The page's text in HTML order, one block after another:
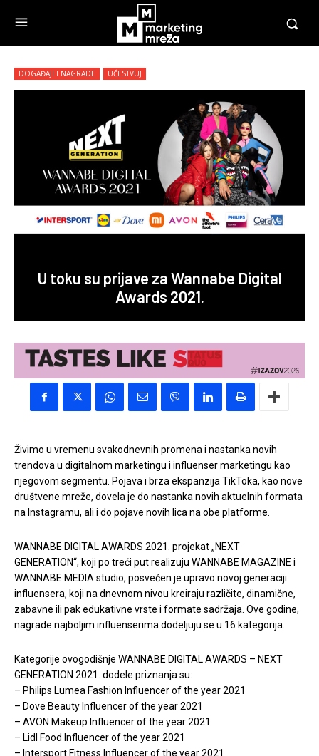
DOGAĐAJI I NAGRADE UČESTVUJ
U toku su prijave za Wannabe Digital
Awards 2021.
Živimo u vremenu svakodnevnih promena i nastanka novih
trendova u digitalnom marketingu i influenser marketingu kao
njegovom segmentu. Pojava i brza ekspanzija TikToka, kao nove
društvene mreže, dovela je do nastanka novih aktuelnih formata
na Instagramu, ali i do pojave novih lica na obe platforme.
WANNABE DIGITAL AWARDS 2021. projekat „NEXT
GENERATION“, koji po treći put realizuju WANNABE MAGAZINE i
WANNABE MEDIA studio, posvećen je upravo novoj generaciji
influensera, koji na dnevnom nivou kreiraju različite, dinamične,
zabavne ili pak edukativne vrste i formate sadržaja. Ove godine,
nagrade najboljim influenserima dodeljuju se u 16 kategorija.
Kategorije ovogodišnje WANNABE DIGITAL AWARDS – NEXT
GENERATION 2021. dodele priznanja su:
– Philips Lumea Fashion Influencer of the year 2021
– Dove Beauty Influencer of the year 2021
– AVON Makeup Influencer of the year 2021
– Lidl Food Influencer of the year 2021
– Intersport Fitness Influencer of the year 2021